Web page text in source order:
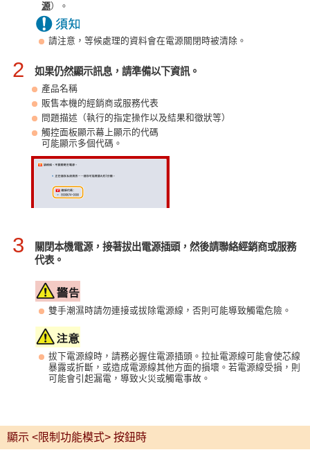
源）。
請注意，等候處理的資料會在電源關閉時被清除。
2 如果仍然顯示訊息，請準備以下資訊。
產品名稱
販售本機的經銷商或服務代表
問題描述（執行的指定操作以及結果和徵狀等）
觸控面板顯示幕上顯示的代碼
可能顯示多個代碼。
3
關閉本機電源，接著拔出電源插頭，然後請聯絡經銷商或服務
代表。
雙手潮濕時請勿連接或拔除電源線，否則可能導致觸電危險。
拔下電源線時，請務必握住電源插頭。拉扯電源線可能會使芯線
暴露或折斷，或造成電源線其他方面的損壞。若電源線受損，則
可能會引起漏電，導致火災或觸電事故。
顯示 <限制功能模式> 按鈕時